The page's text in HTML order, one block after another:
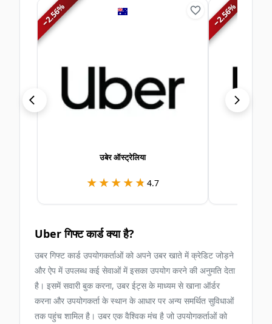
−
2.56
%
उबेर ऑस्ट्रेलिया
★★★★★
★★★★★ 4.7
−
2.56
%
Uber गिफ्ट कार्ड क्या है?
उबर गिफ्ट कार्ड उपयोगकर्ताओं को अपने उबर खाते में क्रेडिट जोड़ने
और ऐप में उपलब्ध कई सेवाओं में इसका उपयोग करने की अनुमति देता
है। इसमें सवारी बुक करना, उबर ईट्स के माध्यम से खाना ऑर्डर
करना और उपयोगकर्ता के स्थान के आधार पर अन्य समर्थित सुविधाओं
तक पहुंच शामिल है। उबर एक वैश्विक मंच है जो उपयोगकर्ताओं को